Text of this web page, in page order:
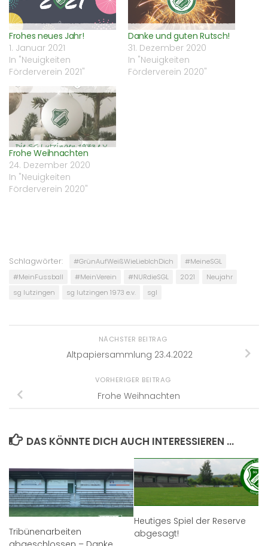
neuem
Fenster
geöffnet)
Frohes neues Jahr!
1. Januar 2021
In "Neuigkeiten
Förderverein 2021"
Danke und guten Rutsch!
31. Dezember 2020
In "Neuigkeiten
Förderverein 2020"
Frohe Weihnachten
24. Dezember 2020
In "Neuigkeiten
Förderverein 2020"
Schlagwörter: #GrünAufWeißWieLiebIchDich
#MeineSGL
#MeinFussball
#MeinVerein #NURdieSGL 2021
Neujahr
sg lutzingen
sg lutzingen 1973 e.v. sgl
NÄCHSTER BEITRAG
Altpapiersammlung 23.4.2022
VORHERIGER BEITRAG
Frohe Weihnachten
DAS KÖNNTE DICH AUCH INTERESSIEREN …
Tribünenarbeiten
Heutiges Spiel der Reserve
abgesagt!